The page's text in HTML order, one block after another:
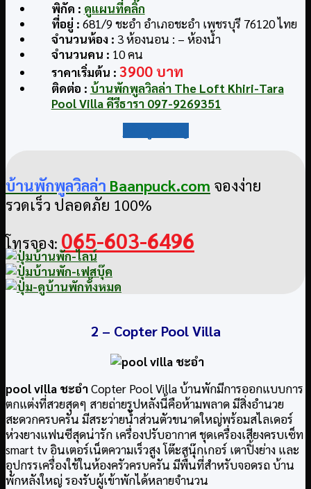
พิกัด : ดูแผนที่คลิ๊ก
ที่อยู่: 681/9 ชะอำ อำเภอชะอำ เพชรบุรี 76120 ไทย
จำนวนห้อง : 3 ห้องนอน : – ห้องน้ำ
จำนวนคน : 10 คน
ราคาเริ่มต้น : 3900 บาท
ติดต่อ : บ้านพักพูลวิลล่า The Loft Khiri-Tara
Pool Villa คีรีธารา 097-9269351
บ้านพักพูลวิลล่า Baanpuck.com จองง่าย
รวดเร็ว ปลอดภัย 100%
โทรจอง: 065-603-6496
2 – Copter Pool Villa
pool villa ชะอำCopter Pool Villa บ้านพักมีการออกแบบการ
ตกแต่งที่สวยสุดๆ สายถ่ายรูปหลังนี้คือห้ามพลาด มีสิ่งอำนวย
สะดวกครบครัน มีสระว่ายน้ำส่วนตัวขนาดใหญ่พร้อมสไลเดอร์
ห่วงยางแฟนซีสุดน่ารัก เครื่องปรับอากาศ ชุดเครื่องเสียงครบเซ็ท
smart tv อินเตอร์เน็ตความเร็วสูง โต๊ะสนุ๊กเกอร์ เตาปิ้งย่าง และ
อุปกรรเครื่องใช้ในห้องครัวครบครัน มีพื้นที่สำหรับจอดรถ บ้าน
พักหลังใหญ่ รองรับผู้เข้าพักได้หลายจำนวน